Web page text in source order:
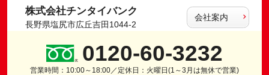
株式会社チンタイバンク
長野県塩尻市広丘吉田1044-2
会社案内
0120-60-3232
営業時間：10:00～18:00／定休日：火曜日(1～3月は無休で営業)